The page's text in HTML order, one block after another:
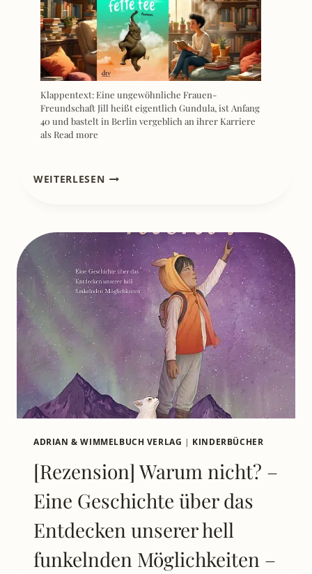
Klappentext: Eine ungewöhnliche Frauen-
Freundschaft Jill heißt eigentlich Gundula, ist Anfang
40 und bastelt in Berlin vergeblich an ihrer Karriere
als Read more
WEITERLESEN[REZENSION]
–
SCHMUTZ
UND
SÜHNE
–
DAV
PILKEY
VOM
SCHREIBTISCH
INS
ABENTEUER
–
DOG
RÄUMT
UND
KÄMPFT
WEITER.
ADRIAN & WIMMELBUCH VERLAG | KINDERBÜCHER
[Rezension] Warum nicht? –
Eine Geschichte über das
Entdecken unserer hell
funkelnden Möglichkeiten –